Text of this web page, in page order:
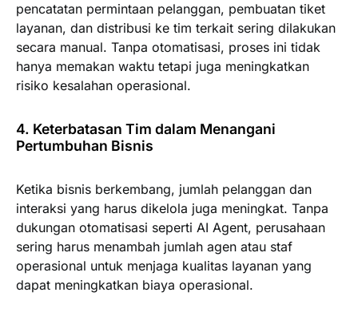
pencatatan permintaan pelanggan, pembuatan tiket
layanan, dan distribusi ke tim terkait sering dilakukan
secara manual. Tanpa otomatisasi, proses ini tidak
hanya memakan waktu tetapi juga meningkatkan
risiko kesalahan operasional.
4. Keterbatasan Tim dalam Menangani
Pertumbuhan Bisnis
Ketika bisnis berkembang, jumlah pelanggan dan
interaksi yang harus dikelola juga meningkat. Tanpa
dukungan otomatisasi seperti AI Agent, perusahaan
sering harus menambah jumlah agen atau staf
operasional untuk menjaga kualitas layanan yang
dapat meningkatkan biaya operasional.